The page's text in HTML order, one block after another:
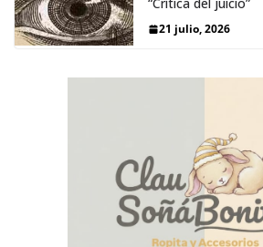
“Crítica del juicio”
21 julio, 2026